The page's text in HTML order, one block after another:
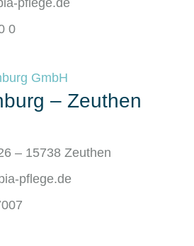
pflege.de
0
GmbH
– Zeuthen
– 15738 Zeuthen
pflege.de